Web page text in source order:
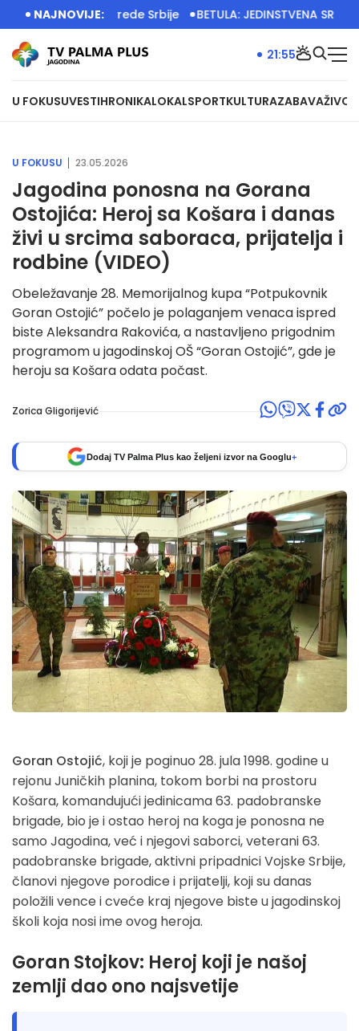
NAJNOVIJE:
privrede Srbije BETULA: JEDINSTVENA SRBIJA IMA
U FOKUSUVESTIHRONIKALOKALSPORTKULTURAZABAVAŽIVOT
21:55
U FOKUSU 23.05.2026
Jagodina ponosna na Gorana
Ostojića: Heroj sa Košara i danas
živi u srcima saboraca, prijatelja i
rodbine (VIDEO)
Obeležavanje 28. Memorijalnog kupa “Potpukovnik
Goran Ostojić” počelo je polaganjem venaca ispred
biste Aleksandra Rakovića, a nastavljeno prigodnim
programom u jagodinskoj OŠ “Goran Ostojić”, gde je
heroju sa Košara odata počast.
Zorica Gligorijević
Dodaj TV Palma Plus kao željeni izvor na Googlu+
Goran Ostojić, koji je poginuo 28. jula 1998. godine u
rejonu Juničkih planina, tokom borbi na prostoru
Košara, komandujući jedinicama 63. padobranske
brigade, bio je i ostao heroj na koga je ponosna ne
samo Jagodina, već i njegovi saborci, veterani 63.
padobranske brigade, aktivni pripadnici Vojske Srbije,
članovi njegove porodice i prijatelji, koji su danas
položili vence i cveće kraj njegove biste u jagodinskoj
školi koja nosi ime ovog heroja.
Goran Stojkov: Heroj koji je našoj
zemlji dao ono najsvetije